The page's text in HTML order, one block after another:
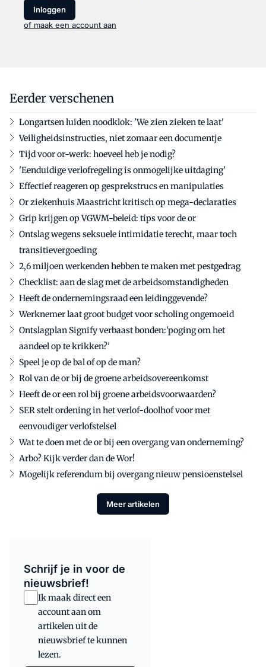
Inloggen
of maak een account aan
Eerder verschenen
Longartsen luiden noodklok: 'We zien zieken te laat'
Veiligheidsinstructies, niet zomaar een documentje
Tijd voor or-werk: hoeveel heb je nodig?
'Eenduidige verlofregeling is onmogelijke uitdaging'
Effectief reageren op gesprekstrucs en manipulaties
Or ziekenhuis Maastricht kritisch op mega-declaraties
Grip krijgen op VGWM-beleid: tips voor de or
Ontslag wegens seksuele intimidatie terecht, maar toch
transitievergoeding
2,6 miljoen werkenden hebben te maken met pestgedrag
Checklist: aan de slag met de arbeidsomstandigheden
Heeft de ondernemingsraad een leidinggevende?
Werknemer laat groot budget voor scholing ongemoeid
Ontslagplan Signify verbaast bonden:'poging om het
aandeel op te krikken?'
Speel je op de bal of op de man?
Rol van de or bij de groene arbeidsovereenkomst
Heeft de or een rol bij groene arbeidsvoorwaarden?
SER stelt ordening in het verlof-doolhof voor met
eenvoudiger verlofstelsel
Wat te doen met de or bij een overgang van onderneming?
Arbo? Kijk verder dan de Wor!
Mogelijk referendum bij overgang nieuw pensioenstelsel
Meer artikelen
Schrijf je in voor de
nieuwsbrief!
Ik maak direct een
account aan om
artikelen uit de
nieuwsbrief te kunnen
lezen.